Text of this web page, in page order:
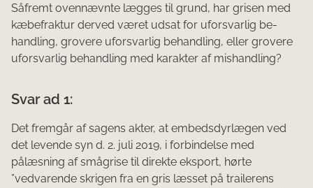
Såfremt ovennævnte lægges til grund, har grisen med
kæbefraktur derved været udsat for uforsvarlig be­
handling, grovere uforsvarlig behandling, eller grovere
uforsvarlig behandling med karakter af mishand­ling?
Svar ad 1:
Det fremgår af sagens akter, at embedsdyrlægen ved
det levende syn d. 2. juli 2019, i forbindelse med
pålæsning af smågrise til direkte eksport, hørte
”vedvarende skrigen fra en gris læsset på trailerens